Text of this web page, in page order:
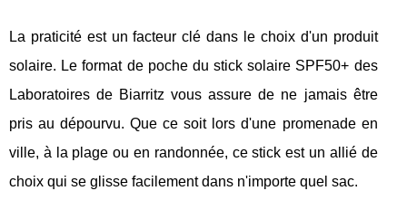
La praticité est un facteur clé dans le choix d'un produit
solaire. Le format de poche du stick solaire SPF50+ des
Laboratoires de Biarritz vous assure de ne jamais être
pris au dépourvu. Que ce soit lors d'une promenade en
ville, à la plage ou en randonnée, ce stick est un allié de
choix qui se glisse facilement dans n'importe quel sac.